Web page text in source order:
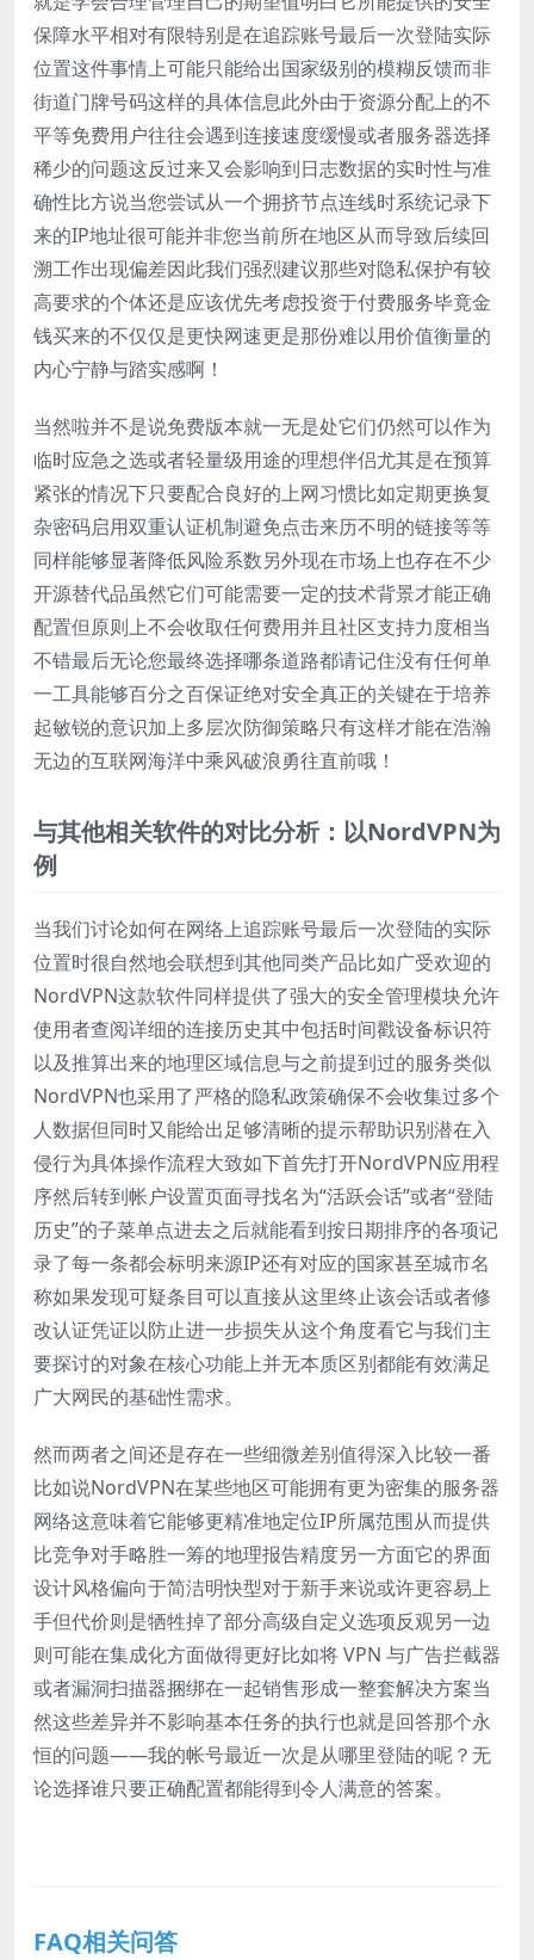
保障水平相对有限特别是在追踪账号最后一次登陆实际
位置这件事情上可能只能给出国家级别的模糊反馈而非
街道门牌号码这样的具体信息此外由于资源分配上的不
平等免费用户往往会遇到连接速度缓慢或者服务器选择
稀少的问题这反过来又会影响到日志数据的实时性与准
确性比方说当您尝试从一个拥挤节点连线时系统记录下
来的IP地址很可能并非您当前所在地区从而导致后续回
溯工作出现偏差因此我们强烈建议那些对隐私保护有较
高要求的个体还是应该优先考虑投资于付费服务毕竟金
钱买来的不仅仅是更快网速更是那份难以用价值衡量的
内心宁静与踏实感啊！
当然啦并不是说免费版本就一无是处它们仍然可以作为
临时应急之选或者轻量级用途的理想伴侣尤其是在预算
紧张的情况下只要配合良好的上网习惯比如定期更换复
杂密码启用双重认证机制避免点击来历不明的链接等等
同样能够显著降低风险系数另外现在市场上也存在不少
开源替代品虽然它们可能需要一定的技术背景才能正确
配置但原则上不会收取任何费用并且社区支持力度相当
不错最后无论您最终选择哪条道路都请记住没有任何单
一工具能够百分之百保证绝对安全真正的关键在于培养
起敏锐的意识加上多层次防御策略只有这样才能在浩瀚
无边的互联网海洋中乘风破浪勇往直前哦！
与其他相关软件的对比分析：以NordVPN为
例
当我们讨论如何在网络上追踪账号最后一次登陆的实际
位置时很自然地会联想到其他同类产品比如广受欢迎的
NordVPN这款软件同样提供了强大的安全管理模块允许
使用者查阅详细的连接历史其中包括时间戳设备标识符
以及推算出来的地理区域信息与之前提到过的服务类似
NordVPN也采用了严格的隐私政策确保不会收集过多个
人数据但同时又能给出足够清晰的提示帮助识别潜在入
侵行为具体操作流程大致如下首先打开NordVPN应用程
序然后转到帐户设置页面寻找名为“活跃会话”或者“登陆
历史”的子菜单点进去之后就能看到按日期排序的各项记
录了每一条都会标明来源IP还有对应的国家甚至城市名
称如果发现可疑条目可以直接从这里终止该会话或者修
改认证凭证以防止进一步损失从这个角度看它与我们主
要探讨的对象在核心功能上并无本质区别都能有效满足
广大网民的基础性需求。
然而两者之间还是存在一些细微差别值得深入比较一番
比如说NordVPN在某些地区可能拥有更为密集的服务器
网络这意味着它能够更精准地定位IP所属范围从而提供
比竞争对手略胜一筹的地理报告精度另一方面它的界面
设计风格偏向于简洁明快型对于新手来说或许更容易上
手但代价则是牺牲掉了部分高级自定义选项反观另一边
则可能在集成化方面做得更好比如将 VPN 与广告拦截器
或者漏洞扫描器捆绑在一起销售形成一整套解决方案当
然这些差异并不影响基本任务的执行也就是回答那个永
恒的问题——我的帐号最近一次是从哪里登陆的呢？无
论选择谁只要正确配置都能得到令人满意的答案。
FAQ相关问答